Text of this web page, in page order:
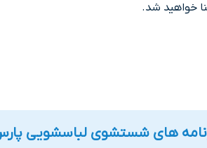
های شستشوی لباسشویی پارس